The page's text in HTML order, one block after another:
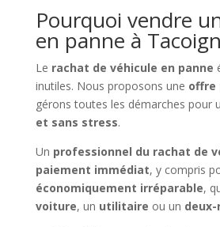
Pourquoi vendre
en panne à
Le rachat de véhicule en panne
inutiles. Nous proposons une offre
gérons toutes les démarches pour
et sans stress.
Un professionnel du rachat de
paiement immédiat, y compris
économiquement irréparable,
voiture, un utilitaire ou un deux-